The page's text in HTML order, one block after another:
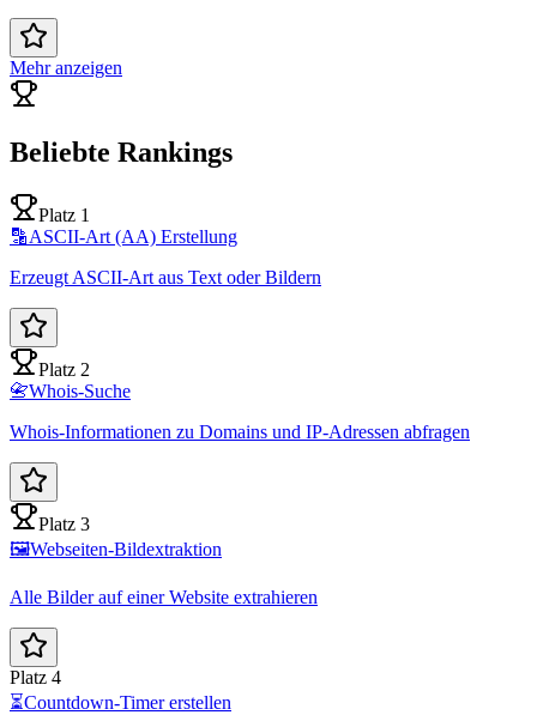
Mehr anzeigen
Beliebte Rankings
Platz 1
🔡ASCII-Art (AA) Erstellung
Erzeugt ASCII-Art aus Text oder Bildern
Platz 2
📇Whois-Suche
Whois-Informationen zu Domains und IP-Adressen abfragen
Platz 3
🖼️Webseiten-Bildextraktion
Alle Bilder auf einer Website extrahieren
Platz 4
⏳Countdown-Timer erstellen